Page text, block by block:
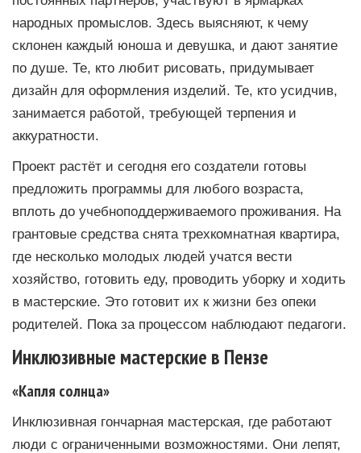
народных промыслов. Здесь выясняют, к чему
склонен каждый юноша и девушка, и дают занятие
по душе. Те, кто любит рисовать, придумывает
дизайн для оформления изделий. Те, кто усидчив,
занимается работой, требующей терпения и
аккуратности.
Проект растёт и сегодня его создатели готовы
предложить программы для любого возраста,
вплоть до учебноподдерживаемого проживания. На
грантовые средства снята трехкомнатная квартира,
где несколько молодых людей учатся вести
хозяйство, готовить еду, проводить уборку и ходить
в мастерские. Это готовит их к жизни без опеки
родителей. Пока за процессом наблюдают педагоги.
Инклюзивные мастерские в Пензе
«Капля солнца»
Инклюзивная гончарная мастерская, где работают
люди с ограниченными возможностями. Они лепят,